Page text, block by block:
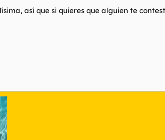
así que si quieres que alguien te